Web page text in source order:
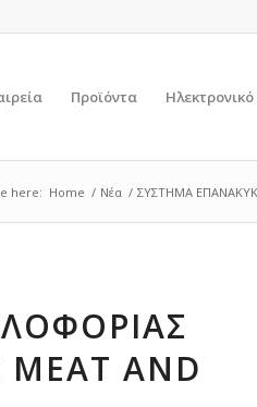
Προϊόντα
here: Home / Νέα / ΣΥΣΤΗΜΑ
ΜΕΑΤ AND